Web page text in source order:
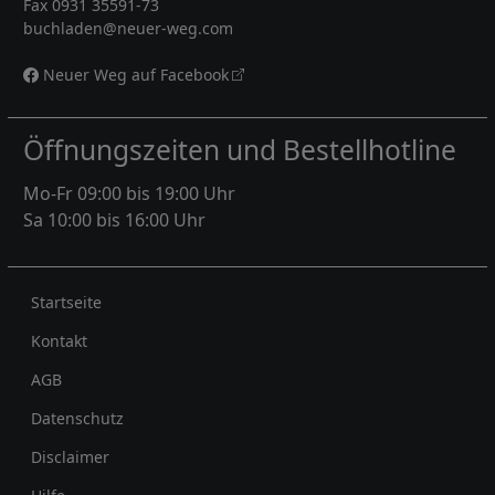
Fax 0931 35591-73
buchladen@neuer-weg.com
Neuer Weg auf Facebook
Öffnungszeiten und Bestellhotline
Mo-Fr 09:00 bis 19:00 Uhr
Sa 10:00 bis 16:00 Uhr
Rechtliches
Startseite
Kontakt
AGB
Datenschutz
Disclaimer